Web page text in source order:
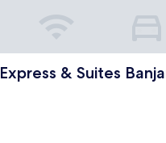
& Suites
& Suites Banjarmasin